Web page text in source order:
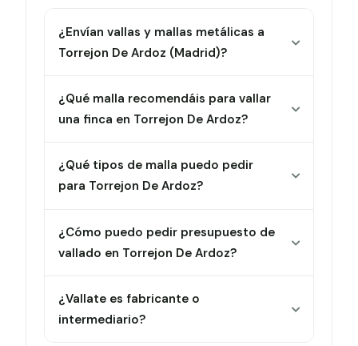
¿Envían vallas y mallas metálicas a
Torrejon De Ardoz (Madrid)?
¿Qué malla recomendáis para vallar
una finca en Torrejon De Ardoz?
¿Qué tipos de malla puedo pedir
para Torrejon De Ardoz?
¿Cómo puedo pedir presupuesto de
vallado en Torrejon De Ardoz?
¿Vallate es fabricante o
intermediario?